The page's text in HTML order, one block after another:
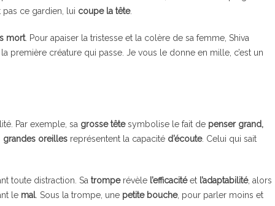
pas ce gardien, lui coupe la tête.
mort. Pour apaiser la tristesse et la colère de sa femme, Shiva
première créature qui passe. Je vous le donne en mille, c’est un
Par exemple, sa grosse têtesymbolise le fait de penser grand,
grandes oreilles représentent la capacité d’écoute. Celui qui sait
toute distraction. Sa tromperévèle l’efficacitéet l’adaptabilité, alors
le mal . Sous la trompe, une petite bouche, pour parler moins et